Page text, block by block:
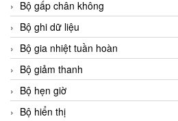
Bộ gấp chân không
Bộ ghi dữ liệu
Bộ gia nhiệt tuần hoàn
Bộ giảm thanh
Bộ hẹn giờ
Bộ hiển thị